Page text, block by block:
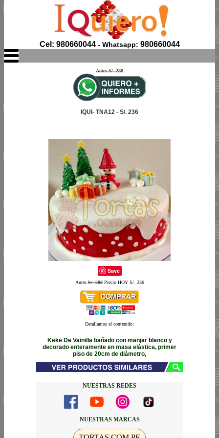
Cel: 980660044- Whatsapp: 980660044
Antes S/. 288
IQUI- TNA12 - S/. 236
Save
AntesS/. 288Precio HOY S/. 236
Detallamos el contenido:
Keke De Vainilla bañado con manjar blanco y
decorado enteramente en masa elástica, primer
piso de 20cm de diámetro,
NUESTRAS REDES
NUESTRAS MARCAS